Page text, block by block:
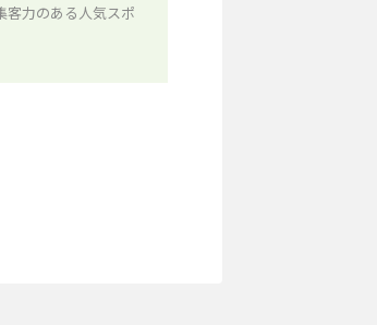
客力のある人気スポ